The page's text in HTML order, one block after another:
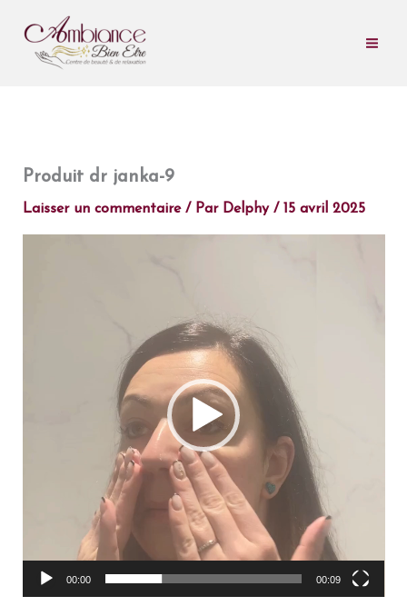
contenu
Produit dr janka-9
Laisser un commentaire / Par Delphy / 15 avril 2025
00:00 00:09